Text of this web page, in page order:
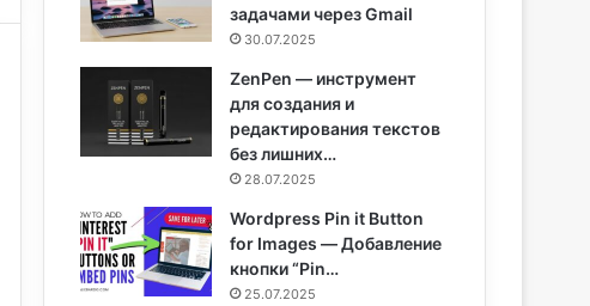
задачами через Gmail
30.07.2025
ZenPen — инструмент
для создания и
редактирования текстов
без лишних…
28.07.2025
Wordpress Pin it Button
for Images — Добавление
кнопки “Pin…
25.07.2025